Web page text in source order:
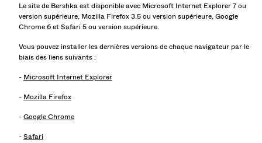
Le site de Bershka est disponible avec Microsoft Internet Explorer 7 ou
version supérieure, Mozilla Firefox 3.5 ou version supérieure, Google
Chrome 6 et Safari 5 ou version supérieure.
Vous pouvez installer les dernières versions de chaque navigateur par le
biais des liens suivants :
- Microsoft Internet Explorer
- Mozilla Firefox
-Google Chrome
-Safari